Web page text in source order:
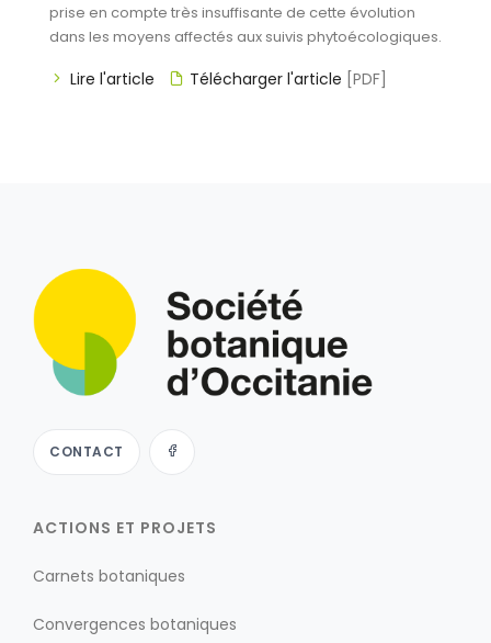
prise en compte très insuffisante de cette évolution
dans les moyens affectés aux suivis phytoécologiques.
Lire l'article Télécharger l'article [PDF]
CONTACT
ACTIONS ET PROJETS
Carnets botaniques
Convergences botaniques